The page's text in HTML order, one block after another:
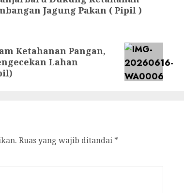
Jagung Pakan ( Pipil )
Ketahanan Pangan,
Lahan
Ruas yang wajib ditandai *